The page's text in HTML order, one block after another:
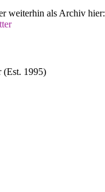
weiterhin als Archiv hier:
(Est. 1995)